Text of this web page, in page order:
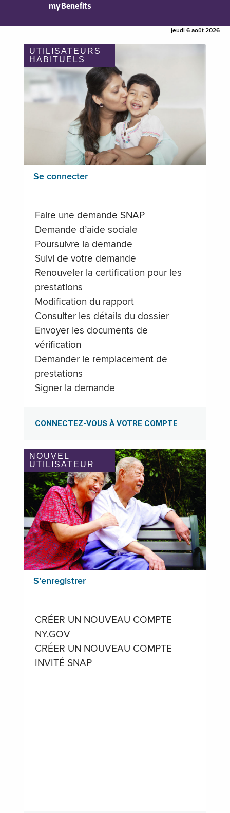
myBenefits
jeudi 6 août 2026
UTILISATEURS
HABITUELS
Se connecter
Faire une demande SNAP
Demande d’aide sociale
Poursuivre la demande
Suivi de votre demande
Renouveler la certification pour les
prestations
Modification du rapport
Consulter les détails du dossier
Envoyer les documents de
vérification
Demander le remplacement de
prestations
Signer la demande
CONNECTEZ-VOUS À VOTRE COMPTE
NOUVEL
UTILISATEUR
S’enregistrer
CRÉER UN NOUVEAU COMPTE
NY.GOV
CRÉER UN NOUVEAU COMPTE
INVITÉ SNAP